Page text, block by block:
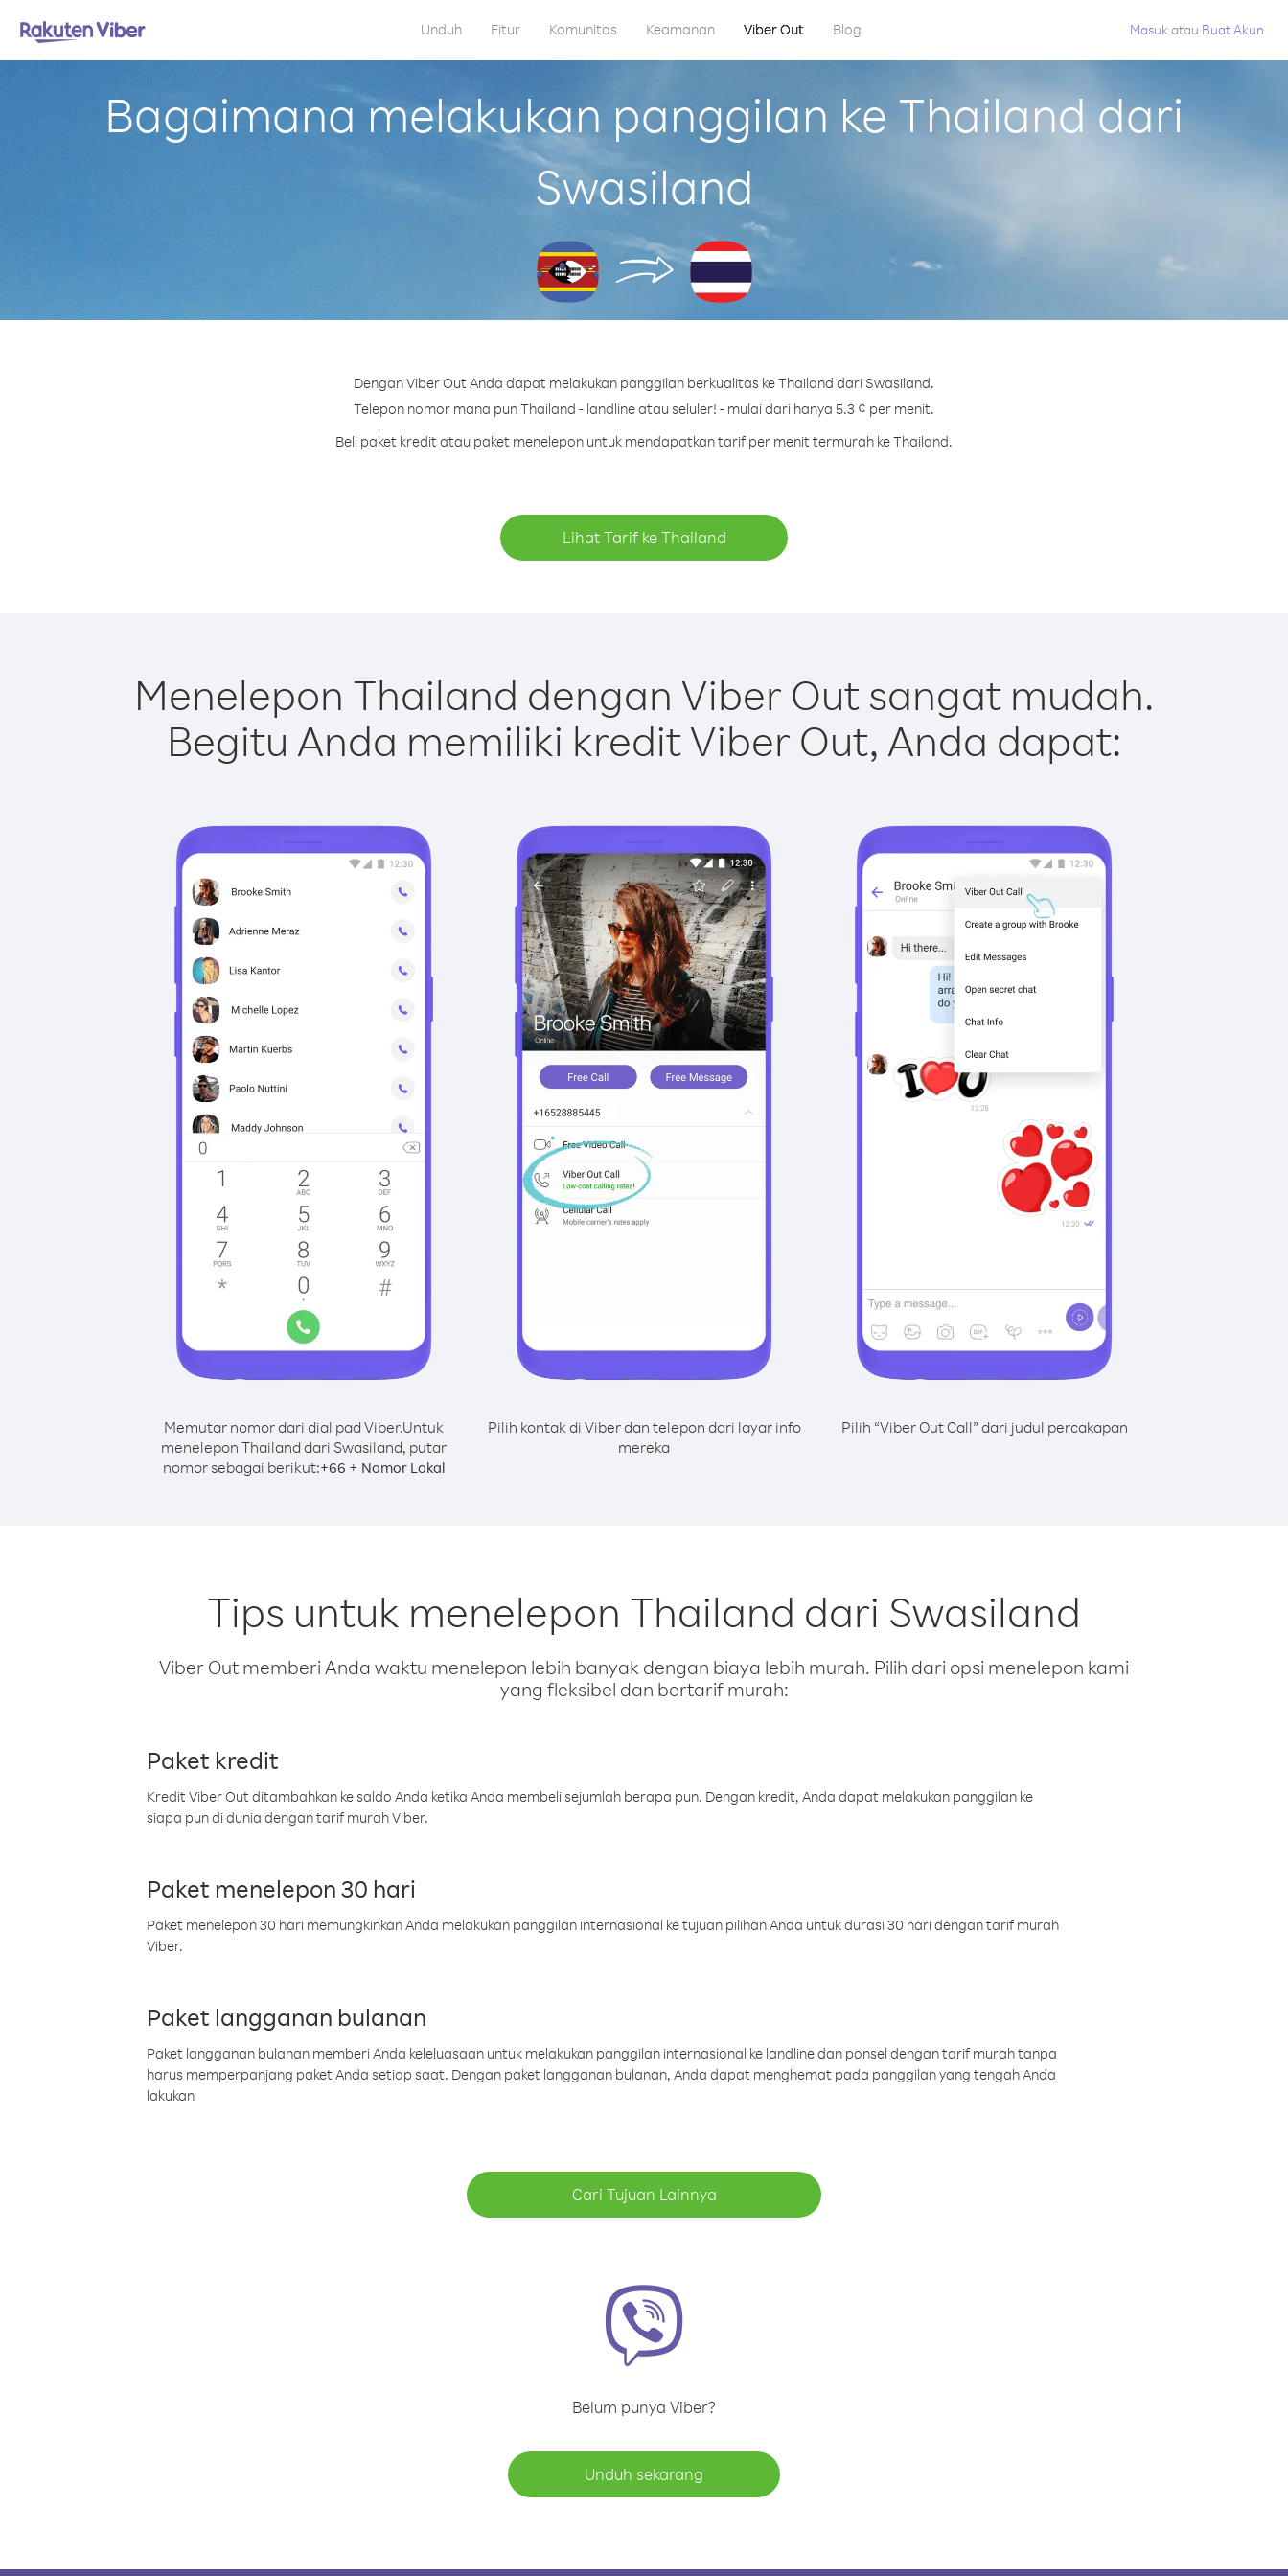
Unduh Fitur Komunitas Keamanan Viber Out Blog Masuk atau Buat Akun
Bagaimana melakukan panggilan ke Thailand dari
Swasiland
Dengan Viber Out Anda dapat melakukan panggilan berkualitas ke Thailand dari Swasiland.
Telepon nomor mana pun Thailand - landline atau seluler! - mulai dari hanya 5.3 ¢ per menit.
Beli paket kredit atau paket menelepon untuk mendapatkan tarif per menit termurah ke Thailand.
Lihat Tarif ke Thailand
Menelepon Thailand dengan Viber Out sangat mudah.
Begitu Anda memiliki kredit Viber Out, Anda dapat:
Memutar nomor dari dial pad Viber.Untuk
menelepon Thailand dari Swasiland, putar
nomor sebagai berikut:+66 + Nomor Lokal
Pilih kontak di Viber dan telepon dari layar info
mereka
Pilih “Viber Out Call” dari judul percakapan
Tips untuk menelepon Thailand dari Swasiland
Viber Out memberi Anda waktu menelepon lebih banyak dengan biaya lebih murah. Pilih dari opsi menelepon kami
yang fleksibel dan bertarif murah:
Paket kredit
Kredit Viber Out ditambahkan ke saldo Anda ketika Anda membeli sejumlah berapa pun. Dengan kredit, Anda dapat melakukan panggilan ke
siapa pun di dunia dengan tarif murah Viber.
Paket menelepon 30 hari
Paket menelepon 30 hari memungkinkan Anda melakukan panggilan internasional ke tujuan pilihan Anda untuk durasi 30 hari dengan tarif murah
Viber.
Paket langganan bulanan
Paket langganan bulanan memberi Anda keleluasaan untuk melakukan panggilan internasional ke landline dan ponsel dengan tarif murah tanpa
harus memperpanjang paket Anda setiap saat. Dengan paket langganan bulanan, Anda dapat menghemat pada panggilan yang tengah Anda
lakukan
Cari Tujuan Lainnya
Belum punya Viber?
Unduh sekarang